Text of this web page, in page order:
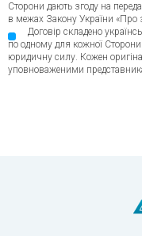
Сторони дають згоду на
в межах Закону України «Про
Договір складено
по одному для кожної
юридичну силу. Кожен
уповноваженими